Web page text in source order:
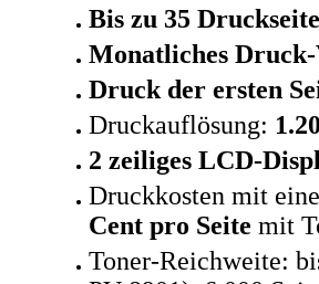
Bis zu 35
Monatliches Druck-
Druck der ersten
Druckauflösung:
2 zeiliges LCD-
Druckkosten mit
Cent pro Seite mit
Toner-Reichweite: